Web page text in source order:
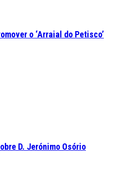
o ‘Arraial do Petisco’
D. Jerónimo Osório